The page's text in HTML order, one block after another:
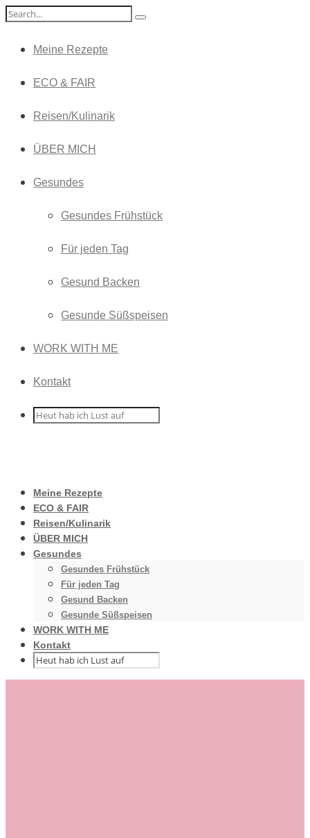
Meine Rezepte
ECO & FAIR
Reisen/Kulinarik
ÜBER MICH
Gesundes
Gesundes Frühstück
Für jeden Tag
Gesund Backen
Gesunde Süßspeisen
WORK WITH ME
Kontakt
Meine Rezepte
ECO & FAIR
Reisen/Kulinarik
ÜBER MICH
Gesundes
Gesundes Frühstück
Für jeden Tag
Gesund Backen
Gesunde Süßspeisen
WORK WITH ME
Kontakt